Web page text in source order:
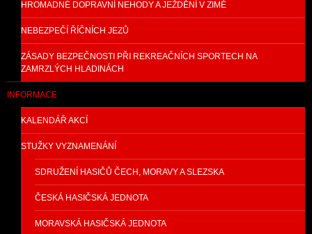
HROMADNÉ DOPRAVNÍ NEHODY A JEŽDĚNÍ V ZIMĚ
NEBEZPEČÍ ŘÍČNÍCH JEZŮ
ZÁSADY BEZPEČNOSTI PŘI REKREAČNÍCH SPORTECH NA
ZAMRZLÝCH HLADINÁCH
INFORMACE
KALENDÁŘ AKCÍ
STUŽKY VYZNAMENÁNÍ
SDRUŽENÍ HASIČŮ ČECH, MORAVY A SLEZSKA
ČESKÁ HASIČSKÁ JEDNOTA
MORAVSKÁ HASIČSKÁ JEDNOTA